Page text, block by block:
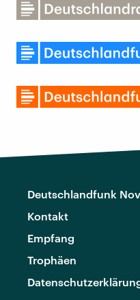
Deutschlandfunk
Kontakt
Empfang
Trophäen